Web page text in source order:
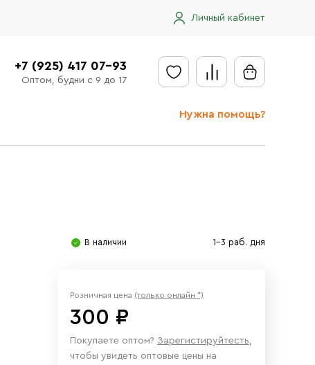
Личный кабинет
+7 (925) 417 07-93
Оптом, будни с 9 до 17
Нужна помощь?
Отправить заявку
В наличии 1-3 раб. дня
Розничная цена (только онлайн *)
300 ₽
Покупаете оптом? Зарегистируйтесть,
чтобы увидеть оптовые цены на